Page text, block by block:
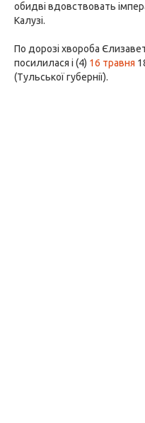
обидві вдовствовать
Калузі.
По дорозі хвороба
посилилася і (4) 16 травня
(Тульської губернії).